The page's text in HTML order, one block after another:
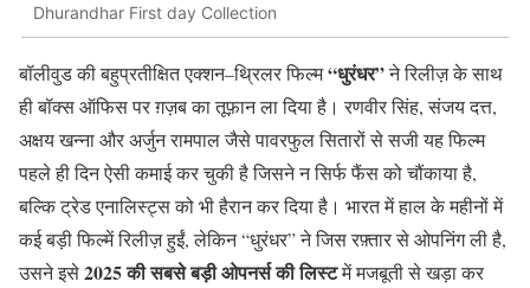
Dhurandhar First day Collection
बॉलीवुड की बहुप्रतीक्षित एक्शन–थ्रिलर फिल्म“धुरंधर”ने रिलीज़ के साथ
ही बॉक्स ऑफिस पर ग़ज़ब का तूफ़ान ला दिया है। रणवीर सिंह, संजय दत्त,
अक्षय खन्ना और अर्जुन रामपाल जैसे पावरफुल सितारों से सजी यह फिल्म
पहले ही दिन ऐसी कमाई कर चुकी है जिसने न सिर्फ फैंस को चौंकाया है,
बल्कि ट्रेड एनालिस्ट्स को भी हैरान कर दिया है। भारत में हाल के महीनों में
कई बड़ी फिल्में रिलीज़ हुईं, लेकिन “धुरंधर” ने जिस रफ़्तार से ओपनिंग ली है,
उसने इसे2025 की सबसे बड़ी ओपनर्स की लिस्टमें मजबूती से खड़ा कर